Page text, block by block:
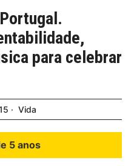
para celebrar
Vida
5 anos